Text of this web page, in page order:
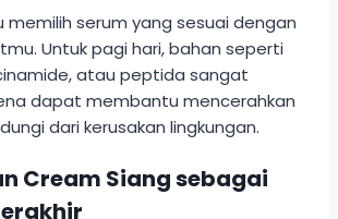
memilih serum yang sesuai dengan
Untuk pagi hari, bahan seperti
atau peptida sangat
dapat membantu mencerahkan
dari kerusakan lingkungan.
Cream Siang sebagai